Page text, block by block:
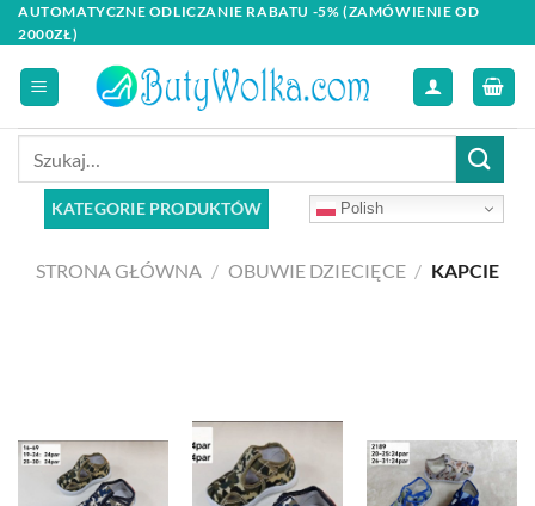
Skip
to
content
AUTOMATYCZNE ODLICZANIE RABATU -5% (ZAMÓWIENIE OD
2000ZŁ)
KATEGORIE PRODUKTÓW Polish
STRONA GŁÓWNA / OBUWIE DZIECIĘCE / KAPCIE